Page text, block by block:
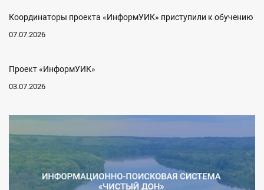
Координаторы проекта «ИнформУИК» приступили к обучению
07.07.2026
Проект «ИнформУИК»
03.07.2026